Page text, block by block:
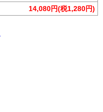
14,080円(税1,280円)